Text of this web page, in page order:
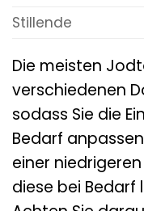
Stillende
Die meisten
verschiedenen
sodass Sie die
Bedarf
einer
diese bei Bedarf